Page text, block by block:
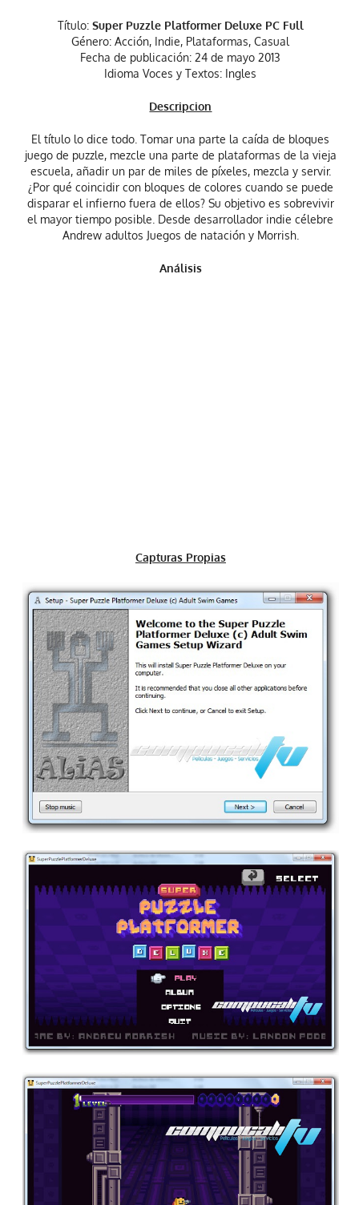
Título: Super Puzzle Platformer Deluxe PC Full
Género: Acción, Indie, Plataformas, Casual
Fecha de publicación: 24 de mayo 2013
Idioma Voces y Textos: Ingles
Descripcion
El título lo dice todo. Tomar una parte la caída de bloques
juego de puzzle, mezcle una parte de plataformas de la vieja
escuela, añadir un par de miles de píxeles, mezcla y servir.
¿Por qué coincidir con bloques de colores cuando se puede
disparar el infierno fuera de ellos? Su objetivo es sobrevivir
el mayor tiempo posible. Desde desarrollador indie célebre
Andrew adultos Juegos de natación y Morrish.
Análisis
Capturas Propias